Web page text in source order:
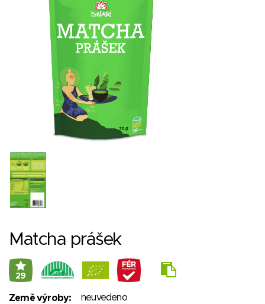
Matcha prášek
29
Země výroby:
neuvedeno